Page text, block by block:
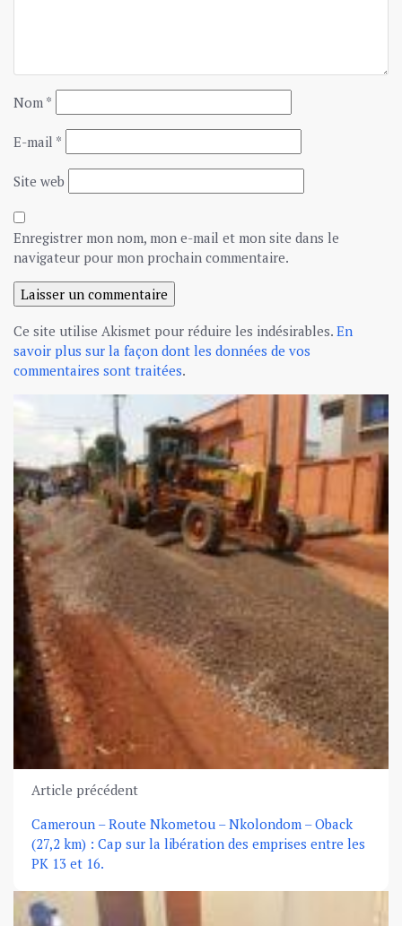
Nom *
E-mail *
Site web
Enregistrer mon nom, mon e-mail et mon site dans le
navigateur pour mon prochain commentaire.
Ce site utilise Akismet pour réduire les indésirables. En
savoir plus sur la façon dont les données de vos
commentaires sont traitées.
Article précédent
Cameroun – Route Nkometou – Nkolondom – Oback
(27,2 km) : Cap sur la libération des emprises entre les
PK 13 et 16.